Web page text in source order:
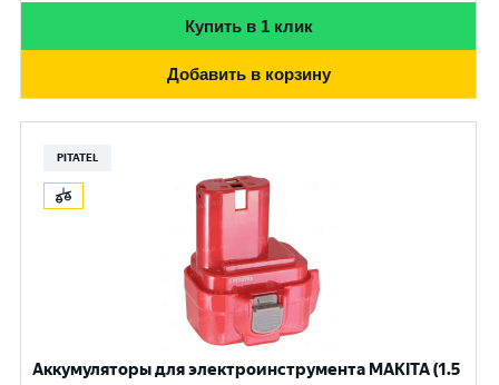
Купить в 1 клик
Добавить в корзину
PITATEL
Аккумуляторы для электроинструмента MAKITA (1.5